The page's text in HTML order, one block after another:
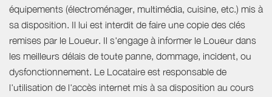
équipements (électroménager, multimédia, cuisine, etc.) mis à
sa disposition. Il lui est interdit de faire une copie des clés
remises par le Loueur. Il s'engage à informer le Loueur dans
les meilleurs délais de toute panne, dommage, incident, ou
dysfonctionnement. Le Locataire est responsable de
l'utilisation de l'accès internet mis à sa disposition au cours